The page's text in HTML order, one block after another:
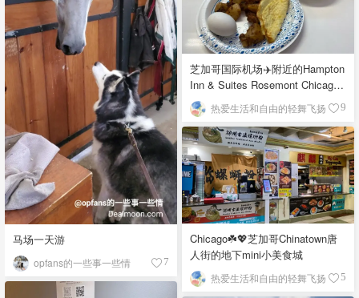
马场一天游
opfans的一些事一些情 7
芝加哥国际机场✈️附近的Hampton
Inn & Suites Rosemont Chicago
O'Hare自助早餐
热爱生活和自由的轻舞飞扬 9
Chicago☘️💖芝加哥Chinatown唐
人街的地下mini小美食城
热爱生活和自由的轻舞飞扬 5